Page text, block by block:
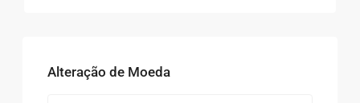
Alteração de Moeda